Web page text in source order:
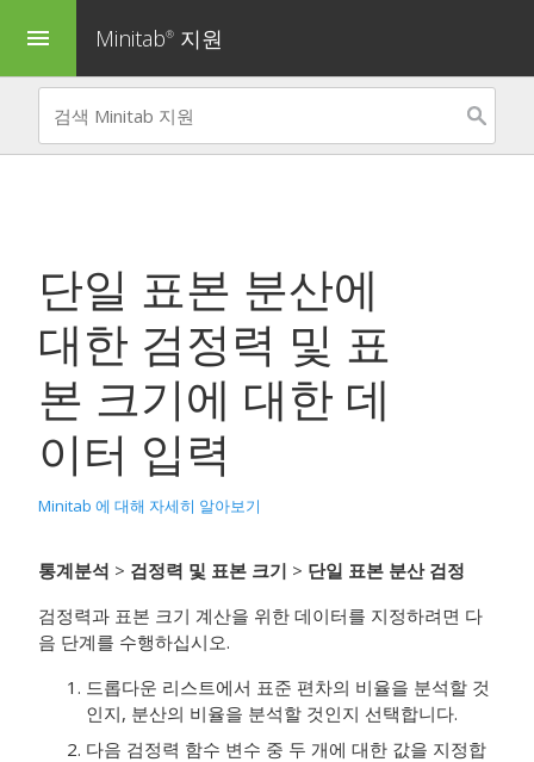
menu Minitab® 지원
단일 표본 분산에
대한 검정력 및 표
본 크기에 대한 데
이터 입력
Minitab 에 대해 자세히 알아보기
통계분석 > 검정력 및 표본 크기 > 단일 표본 분산 검정
검정력과 표본 크기 계산을 위한 데이터를 지정하려면 다
음 단계를 수행하십시오.
드롭다운 리스트에서 표준 편차의 비율을 분석할 것
인지, 분산의 비율을 분석할 것인지 선택합니다.
다음 검정력 함수 변수 중 두 개에 대한 값을 지정합